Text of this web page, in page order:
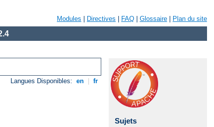
Modules Directives FAQ Glossaire Plan du site
Langues Disponibles: en fr
Sujets